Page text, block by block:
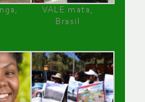
VALE mata,
Brasil